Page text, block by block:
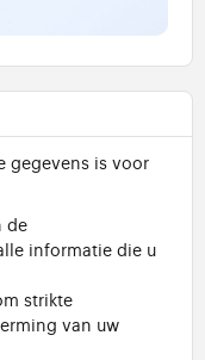
gegevens is voor
de
informatie die u
strikte
van uw